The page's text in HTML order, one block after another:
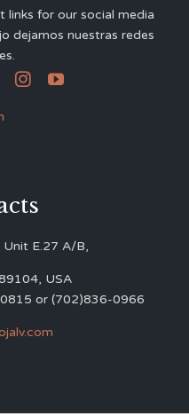
links for our social media
dejamos nuestras redes
 
Unit E.27 A/B,
USA
or (702)836-0966